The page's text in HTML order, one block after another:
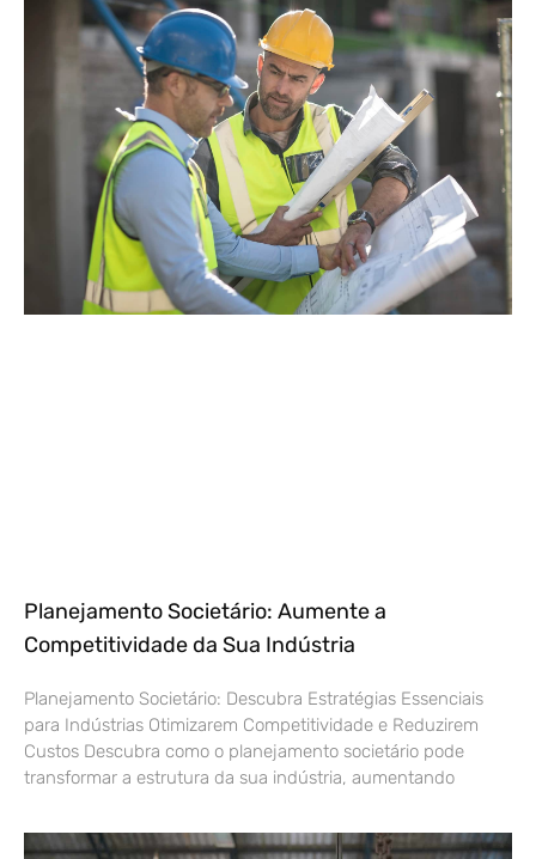
Planejamento Societário: Aumente a
Competitividade da Sua Indústria
Planejamento Societário: Descubra Estratégias Essenciais
para Indústrias Otimizarem Competitividade e Reduzirem
Custos Descubra como o planejamento societário pode
transformar a estrutura da sua indústria, aumentando